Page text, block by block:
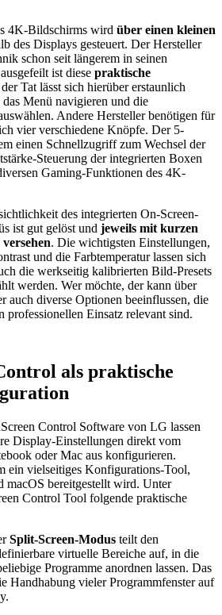
4K-Bildschirms wird über einen kleinen
des Displays gesteuert. Der Hersteller
schon seit längerem in seinen
ist diese praktische
Tat lässt sich hierüber erstaunlich
Menü navigieren und die
Andere Hersteller benötigen für
vier verschiedene Knöpfe. Der 5-
einen Schnellzugriff zum Wechsel der
Steuerung der integrierten Boxen
Gaming-Funktionen des 4K-
des integrierten On-Screen-
ist gut gelöst und jeweils mit kurzen
. Die wichtigsten Einstellungen,
und die Farbtemperatur lassen sich
die werkseitig kalibrierten Bild-Presets
werden. Wer möchte, der kann über
auch diverse Optionen beeinflussen, die
professionellen Einsatz relevant sind.
als praktische
Control Software von LG lassen
Display-Einstellungen direkt vom
oder Mac aus konfigurieren.
ein vielseitiges Konfigurations-Tool,
macOS bereitgestellt wird. Unter
Control Tool folgende praktische
Split-Screen-Modus teilt den
virtuelle Bereiche auf, in die
Programme anordnen lassen. Das
Handhabung vieler Programmfenster auf